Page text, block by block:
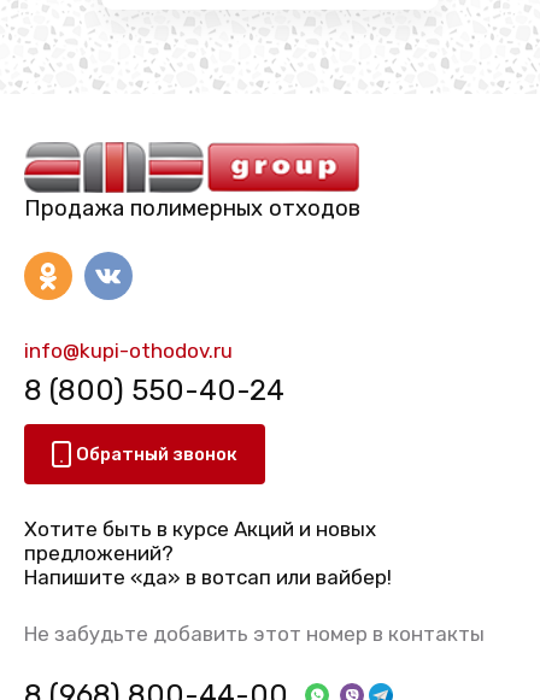
Продажа полимерных отходов
info@kupi-othodov.ru
8 (800) 550-40-24
Обратный звонок
Хотите быть в курсе Акций и новых
предложений?
Напишите «да» в вотсап или вайбер!
Не забудьте добавить этот номер в контакты